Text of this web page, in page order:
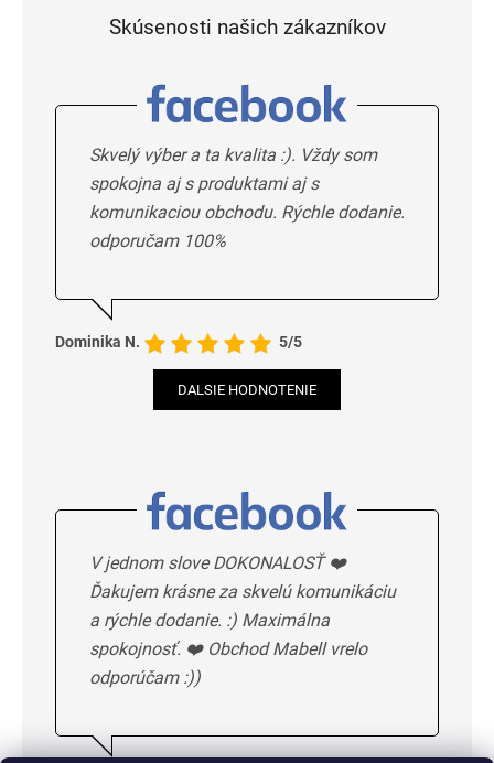
Skúsenosti našich zákazníkov
Skvelý výber a ta kvalita :). Vždy som
spokojna aj s produktami aj s
komunikaciou obchodu. Rýchle dodanie.
odporučam 100%
Dominika N. 5/5
DALSIE HODNOTENIE
V jednom slove DOKONALOSŤ ❤️
Ďakujem krásne za skvelú komunikáciu
a rýchle dodanie. :) Maximálna
spokojnosť. ❤️ Obchod Mabell vrelo
odporúčam :))